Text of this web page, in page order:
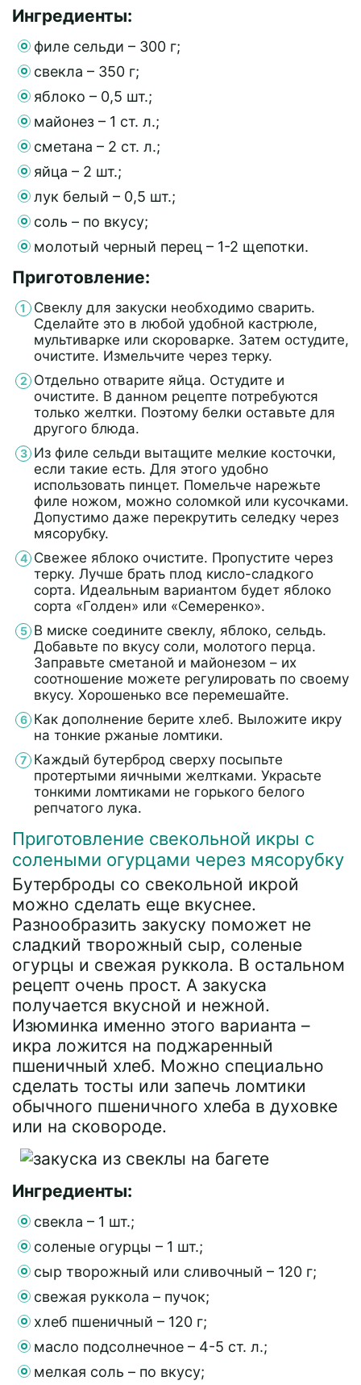
Ингредиенты:
филе сельди – 300 г;
свекла – 350 г;
яблоко – 0,5 шт.;
майонез – 1 ст. л.;
сметана – 2 ст. л.;
яйца – 2 шт.;
лук белый – 0,5 шт.;
соль – по вкусу;
молотый черный перец – 1-2 щепотки.
Приготовление:
Свеклу для закуски необходимо сварить.
Сделайте это в любой удобной кастрюле,
мультиварке или скороварке. Затем остудите,
очистите. Измельчите через терку.
Отдельно отварите яйца. Остудите и
очистите. В данном рецепте потребуются
только желтки. Поэтому белки оставьте для
другого блюда.
Из филе сельди вытащите мелкие косточки,
если такие есть. Для этого удобно
использовать пинцет. Помельче нарежьте
филе ножом, можно соломкой или кусочками.
Допустимо даже перекрутить селедку через
мясорубку.
Свежее яблоко очистите. Пропустите через
терку. Лучше брать плод кисло-сладкого
сорта. Идеальным вариантом будет яблоко
сорта «Голден» или «Семеренко».
В миске соедините свеклу, яблоко, сельдь.
Добавьте по вкусу соли, молотого перца.
Заправьте сметаной и майонезом – их
соотношение можете регулировать по своему
вкусу. Хорошенько все перемешайте.
Как дополнение берите хлеб. Выложите икру
на тонкие ржаные ломтики.
Каждый бутерброд сверху посыпьте
протертыми яичными желтками. Украсьте
тонкими ломтиками не горького белого
репчатого лука.
Приготовление свекольной икры с
солеными огурцами через мясорубку
Бутерброды со свекольной икрой
можно сделать еще вкуснее.
Разнообразить закуску поможет не
сладкий творожный сыр, соленые
огурцы и свежая руккола. В остальном
рецепт очень прост. А закуска
получается вкусной и нежной.
Изюминка именно этого варианта –
икра ложится на поджаренный
пшеничный хлеб. Можно специально
сделать тосты или запечь ломтики
обычного пшеничного хлеба в духовке
или на сковороде.
Ингредиенты:
свекла – 1 шт.;
соленые огурцы – 1 шт.;
сыр творожный или сливочный – 120 г;
свежая руккола – пучок;
хлеб пшеничный – 120 г;
масло подсолнечное – 4-5 ст. л.;
мелкая соль – по вкусу;